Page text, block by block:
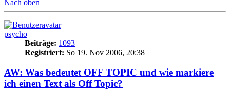
Nach oben
psycho
Beiträge: 1093
Registriert: So 19. Nov 2006, 20:38
AW: Was bedeutet OFF TOPIC und wie markiere
ich einen Text als Off Topic?